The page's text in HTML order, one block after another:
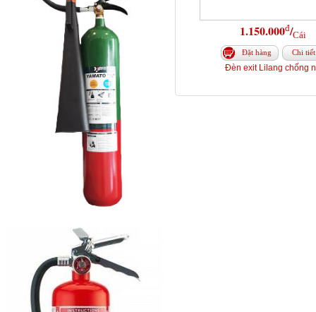
1.150.000đ/Cái
Đặt hàng Chi tiết
Đèn exit Lilang chống